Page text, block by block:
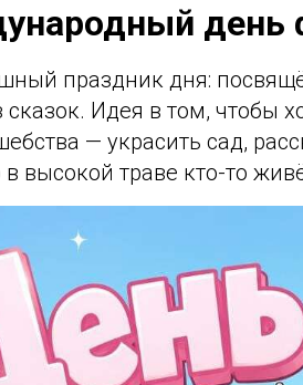
день
праздник дня:
Идея в том, чтобы
— украсить сад,
в высокой траве кто-то